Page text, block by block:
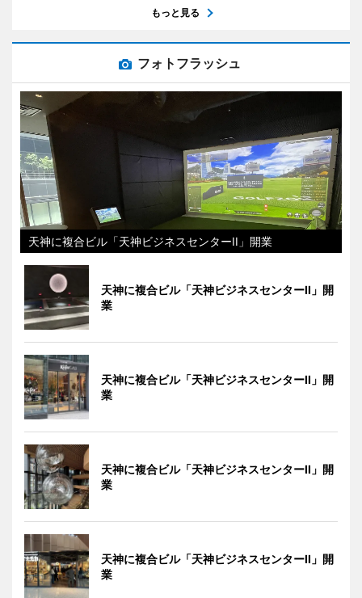
もっと見る
フォトフラッシュ
天神に複合ビル「天神ビジネスセンターII」開業
天神に複合ビル「天神ビジネスセンターII」開
業
天神に複合ビル「天神ビジネスセンターII」開
業
天神に複合ビル「天神ビジネスセンターII」開
業
天神に複合ビル「天神ビジネスセンターII」開
業